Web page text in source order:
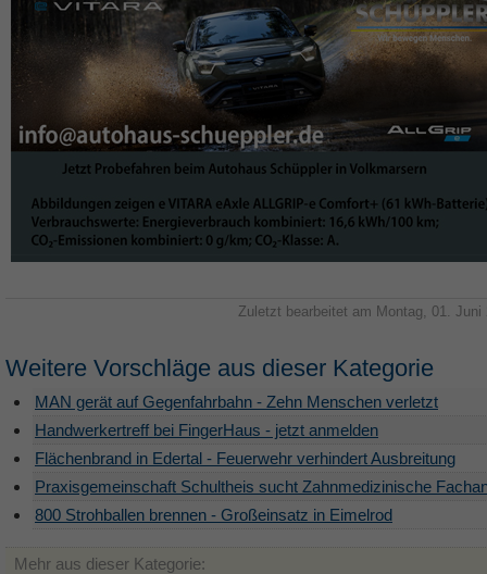
Zuletzt bearbeitet am Montag, 01. Juni
Weitere Vorschläge aus dieser Kategorie
MAN gerät auf Gegenfahrbahn - Zehn Menschen verletzt
Handwerkertreff bei FingerHaus - jetzt anmelden
Flächenbrand in Edertal - Feuerwehr verhindert Ausbreitung
Praxisgemeinschaft Schultheis sucht Zahnmedizinische
800 Strohballen brennen - Großeinsatz in Eimelrod
Mehr aus dieser Kategorie: